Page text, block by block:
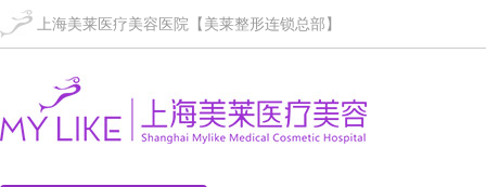
上海美莱医疗美容医院【美莱整形连锁总部】